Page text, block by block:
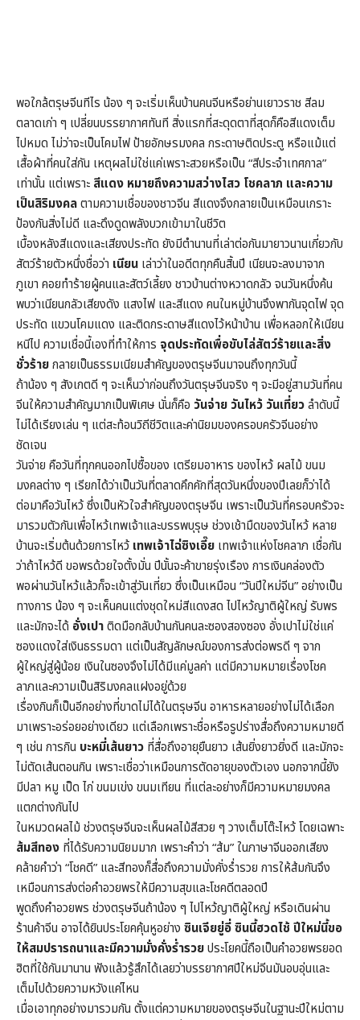
พอใกล้ตรุษจีนทีไร น้อง ๆ จะเริ่มเห็นบ้านคนจีนหรือย่านเยาวราช สีลม
ตลาดเก่า ๆ เปลี่ยนบรรยากาศทันที สิ่งแรกที่สะดุดตาที่สุดก็คือสีแดงเต็ม
ไปหมด ไม่ว่าจะเป็นโคมไฟ ป้ายอักษรมงคล กระดาษติดประตู หรือแม้แต่
เสื้อผ้าที่คนใส่กัน เหตุผลไม่ใช่แค่เพราะสวยหรือเป็น “สีประจำเทศกาล”
เท่านั้น แต่เพราะ สีแดง หมายถึงความสว่างไสว โชคลาภ และความ
เป็นสิริมงคลตามความเชื่อของชาวจีน สีแดงจึงกลายเป็นเหมือนเกราะ
ป้องกันสิ่งไม่ดี และดึงดูดพลังบวกเข้ามาในชีวิต
เบื้องหลังสีแดงและเสียงประทัด ยังมีตำนานที่เล่าต่อกันมายาวนานเกี่ยวกับ
สัตว์ร้ายตัวหนึ่งชื่อว่า เนียน เล่าว่าในอดีตทุกคืนสิ้นปี เนียนจะลงมาจาก
ภูเขา คอยทำร้ายผู้คนและสัตว์เลี้ยง ชาวบ้านต่างหวาดกลัว จนวันหนึ่งค้น
พบว่าเนียนกลัวเสียงดัง แสงไฟ และสีแดง คนในหมู่บ้านจึงพากันจุดไฟ จุด
ประทัด แขวนโคมแดง และติดกระดาษสีแดงไว้หน้าบ้าน เพื่อหลอกให้เนียน
หนีไป ความเชื่อนี้เองที่ทำให้การ จุดประทัดเพื่อขับไล่สัตว์ร้ายและสิ่ง
ชั่วร้ายกลายเป็นธรรมเนียมสำคัญของตรุษจีนมาจนถึงทุกวันนี้
ถ้าน้อง ๆ สังเกตดี ๆ จะเห็นว่าก่อนถึงวันตรุษจีนจริง ๆ จะมีอยู่สามวันที่คน
จีนให้ความสำคัญมากเป็นพิเศษ นั่นก็คือ วันจ่าย วันไหว้ วันเที่ยวลำดับนี้
ไม่ได้เรียงเล่น ๆ แต่สะท้อนวิถีชีวิตและค่านิยมของครอบครัวจีนอย่าง
ชัดเจน
วันจ่าย คือวันที่ทุกคนออกไปซื้อของ เตรียมอาหาร ของไหว้ ผลไม้ ขนม
มงคลต่าง ๆ เรียกได้ว่าเป็นวันที่ตลาดคึกคักที่สุดวันหนึ่งของปีเลยก็ว่าได้
ต่อมาคือวันไหว้ ซึ่งเป็นหัวใจสำคัญของตรุษจีน เพราะเป็นวันที่ครอบครัวจะ
มารวมตัวกันเพื่อไหว้เทพเจ้าและบรรพบุรุษ ช่วงเช้ามืดของวันไหว้ หลาย
บ้านจะเริ่มต้นด้วยการไหว้ เทพเจ้าไฉ่ซิงเอี๊ย เทพเจ้าแห่งโชคลาภ เชื่อกัน
ว่าถ้าไหว้ดี ขอพรด้วยใจตั้งมั่น ปีนั้นจะค้าขายรุ่งเรือง การเงินคล่องตัว
พอผ่านวันไหว้แล้วก็จะเข้าสู่วันเที่ยว ซึ่งเป็นเหมือน “วันปีใหม่จีน” อย่างเป็น
ทางการ น้อง ๆ จะเห็นคนแต่งชุดใหม่สีแดงสด ไปไหว้ญาติผู้ใหญ่ รับพร
และมักจะได้ อั่งเปาติดมือกลับบ้านกันคนละซองสองซอง อั่งเปาไม่ใช่แค่
ซองแดงใส่เงินธรรมดา แต่เป็นสัญลักษณ์ของการส่งต่อพรดี ๆ จาก
ผู้ใหญ่สู่ผู้น้อย เงินในซองจึงไม่ได้มีแค่มูลค่า แต่มีความหมายเรื่องโชค
ลาภและความเป็นสิริมงคลแฝงอยู่ด้วย
เรื่องกินก็เป็นอีกอย่างที่ขาดไม่ได้ในตรุษจีน อาหารหลายอย่างไม่ได้เลือก
มาเพราะอร่อยอย่างเดียว แต่เลือกเพราะชื่อหรือรูปร่างสื่อถึงความหมายดี
ๆ เช่น การกิน บะหมี่เส้นยาว ที่สื่อถึงอายุยืนยาว เส้นยิ่งยาวยิ่งดี และมักจะ
ไม่ตัดเส้นตอนกิน เพราะเชื่อว่าเหมือนการตัดอายุของตัวเอง นอกจากนี้ยัง
มีปลา หมู เป็ด ไก่ ขนมเข่ง ขนมเทียน ที่แต่ละอย่างก็มีความหมายมงคล
แตกต่างกันไป
ในหมวดผลไม้ ช่วงตรุษจีนจะเห็นผลไม้สีสวย ๆ วางเต็มโต๊ะไหว้ โดยเฉพาะ
ส้มสีทอง ที่ได้รับความนิยมมาก เพราะคำว่า “ส้ม” ในภาษาจีนออกเสียง
คล้ายคำว่า “โชคดี” และสีทองก็สื่อถึงความมั่งคั่งร่ำรวย การให้ส้มกันจึง
เหมือนการส่งต่อคำอวยพรให้มีความสุขและโชคดีตลอดปี
พูดถึงคำอวยพร ช่วงตรุษจีนถ้าน้อง ๆ ไปไหว้ญาติผู้ใหญ่ หรือเดินผ่าน
ร้านค้าจีน อาจได้ยินประโยคคุ้นหูอย่าง ซินเจียยู่อี่ ซินนี้ฮวดไช้ ปีใหม่นี้ขอ
ให้สมปรารถนาและมีความมั่งคั่งร่ำรวยประโยคนี้ถือเป็นคำอวยพรยอด
ฮิตที่ใช้กันมานาน ฟังแล้วรู้สึกได้เลยว่าบรรยากาศปีใหม่จีนมันอบอุ่นและ
เต็มไปด้วยความหวังแค่ไหน
เมื่อเอาทุกอย่างมารวมกัน ตั้งแต่ความหมายของตรุษจีนในฐานะปีใหม่ตาม